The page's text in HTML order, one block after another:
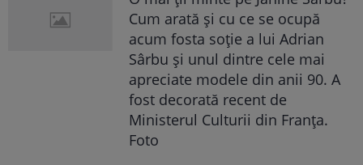
Cum arată și cu ce se ocupă
acum fosta soție a lui Adrian
Sârbu și unul dintre cele mai
apreciate modele din anii 90. A
fost decorată recent de
Ministerul Culturii din Franța.
Foto